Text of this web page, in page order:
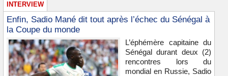
INTERVIEW
Enfin, Sadio Mané dit tout après l’échec du Sénégal à
la Coupe du monde
L’éphémère capitaine du
Sénégal durant deux (2)
rencontres lors du
mondial en Russie, Sadio